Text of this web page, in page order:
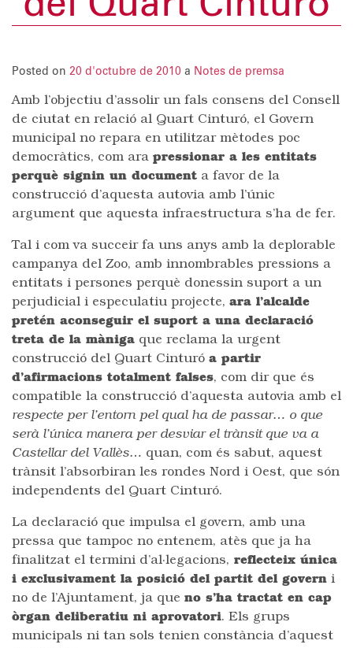
Posted on 20 d'octubre de 2010 a Notes de premsa
Amb l’objectiu d’assolir un fals consens del Consell
de ciutat en relació al Quart Cinturó, el Govern
municipal no repara en utilitzar mètodes poc
democràtics, com ara pressionar a les entitats
perquè signin un document a favor de la
construcció d’aquesta autovia amb l’únic
argument que aquesta infraestructura s’ha de fer.
Tal i com va succeir fa uns anys amb la deplorable
campanya del Zoo, amb innombrables pressions a
entitats i persones perquè donessin suport a un
perjudicial i especulatiu projecte, ara l’alcalde
pretén aconseguir el suport a una declaració
treta de la màniga que reclama la urgent
construcció del Quart Cinturó a partir
d’afirmacions totalment falses, com dir que és
compatible la construcció d’aquesta autovia amb el
respecte per l’entorn pel qual ha de passar… o que
serà l’única manera per desviar el trànsit que va a
Castellar del Vallès… quan, com és sabut, aquest
trànsit l’absorbiran les rondes Nord i Oest, que són
independents del Quart Cinturó.
La declaració que impulsa el govern, amb una
pressa que tampoc no entenem, atès que ja ha
finalitzat el termini d’al·legacions, reflecteix única
i exclusivament la posició del partit del govern i
no de l’Ajuntament, ja que no s’ha tractat en cap
òrgan deliberatiu ni aprovatori. Els grups
municipals ni tan sols tenien constància d’aquest